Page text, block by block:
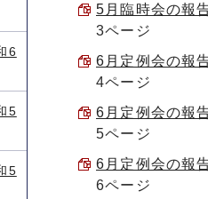
5月臨時会の報
3ページ
6月定例会の報
4ページ
6月定例会の報
5ページ
6月定例会の報
6ページ
6
5
5